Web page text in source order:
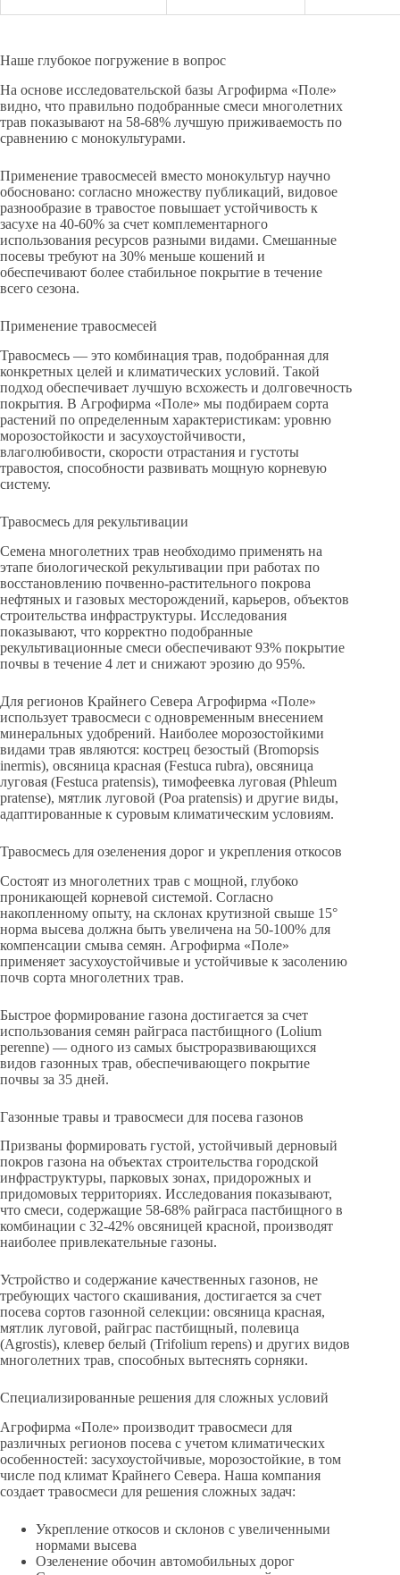
Наше глубокое погружение в вопрос
На основе исследовательской базы Агрофирма «Поле»
видно, что правильно подобранные смеси многолетних
трав показывают на 58-68% лучшую приживаемость по
сравнению с монокультурами.
Применение травосмесей вместо монокультур научно
обосновано: согласно множеству публикаций, видовое
разнообразие в травостое повышает устойчивость к
засухе на 40-60% за счет комплементарного
использования ресурсов разными видами. Смешанные
посевы требуют на 30% меньше кошений и
обеспечивают более стабильное покрытие в течение
всего сезона.
Применение травосмесей
Травосмесь — это комбинация трав, подобранная для
конкретных целей и климатических условий. Такой
подход обеспечивает лучшую всхожесть и долговечность
покрытия. В Агрофирма «Поле» мы подбираем сорта
растений по определенным характеристикам: уровню
морозостойкости и засухоустойчивости,
влаголюбивости, скорости отрастания и густоты
травостоя, способности развивать мощную корневую
систему.
Травосмесь для рекультивации
Семена многолетних трав необходимо применять на
этапе биологической рекультивации при работах по
восстановлению почвенно-растительного покрова
нефтяных и газовых месторождений, карьеров, объектов
строительства инфраструктуры. Исследования
показывают, что корректно подобранные
рекультивационные смеси обеспечивают 93% покрытие
почвы в течение 4 лет и снижают эрозию до 95%.
Для регионов Крайнего Севера Агрофирма «Поле»
использует травосмеси с одновременным внесением
минеральных удобрений. Наиболее морозостойкими
видами трав являются: кострец безостый (Bromopsis
inermis), овсяница красная (Festuca rubra), овсяница
луговая (Festuca pratensis), тимофеевка луговая (Phleum
pratense), мятлик луговой (Poa pratensis) и другие виды,
адаптированные к суровым климатическим условиям.
Травосмесь для озеленения дорог и укрепления откосов
Состоят из многолетних трав с мощной, глубоко
проникающей корневой системой. Согласно
накопленному опыту, на склонах крутизной свыше 15°
норма высева должна быть увеличена на 50-100% для
компенсации смыва семян. Агрофирма «Поле»
применяет засухоустойчивые и устойчивые к засолению
почв сорта многолетних трав.
Быстрое формирование газона достигается за счет
использования семян райграса пастбищного (Lolium
perenne) — одного из самых быстроразвивающихся
видов газонных трав, обеспечивающего покрытие
почвы за 35 дней.
Газонные травы и травосмеси для посева газонов
Призваны формировать густой, устойчивый дерновый
покров газона на объектах строительства городской
инфраструктуры, парковых зонах, придорожных и
придомовых территориях. Исследования показывают,
что смеси, содержащие 58-68% райграса пастбищного в
комбинации с 32-42% овсяницей красной, производят
наиболее привлекательные газоны.
Устройство и содержание качественных газонов, не
требующих частого скашивания, достигается за счет
посева сортов газонной селекции: овсяница красная,
мятлик луговой, райграс пастбищный, полевица
(Agrostis), клевер белый (Trifolium repens) и других видов
многолетних трав, способных вытеснять сорняки.
Специализированные решения для сложных условий
Агрофирма «Поле» производит травосмеси для
различных регионов посева с учетом климатических
особенностей: засухоустойчивые, морозостойкие, в том
числе под климат Крайнего Севера. Наша компания
создает травосмеси для решения сложных задач:
Укрепление откосов и склонов с увеличенными
нормами высева
Озеленение обочин автомобильных дорог